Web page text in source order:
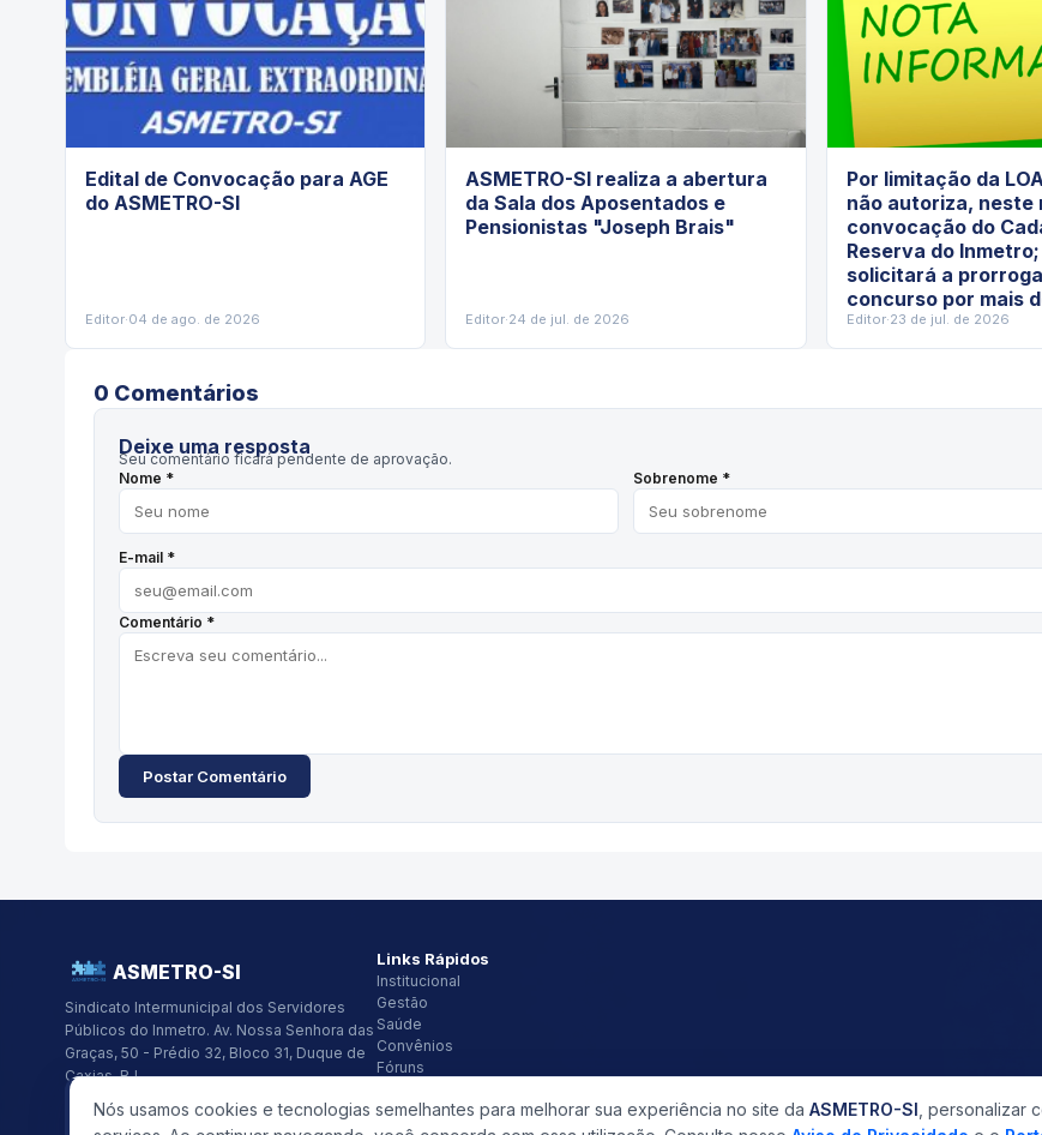
Edital de Convocação para AGE
do ASMETRO-SI
Editor·04 de ago. de 2026
ASMETRO-SI realiza a abertura
da Sala dos Aposentados e
Pensionistas "Joseph Brais"
Editor·24 de jul. de 2026
Por limitação da
não autoriza, neste
convocação do
Reserva do
solicitará a
concurso por mais
Editor·23 de jul. de 2026
0 Comentários
Deixe uma resposta
Seu comentário ficará pendente de aprovação.
Nome *
Sobrenome *
E-mail *
Comentário *
Postar Comentário
ASMETRO-SI
Sindicato Intermunicipal dos Servidores
Públicos do Inmetro. Av. Nossa Senhora das
Graças, 50 - Prédio 32, Bloco 31, Duque de
Caxias, RJ
(21) 2679-9741
asmetro@asmetro.org.br
Links Rápidos
Institucional
Gestão
Saúde
Convênios
Fóruns
Nós usamos cookies e tecnologias semelhantes para melhorar sua experiência no site da ASMETRO-SI , personalizar